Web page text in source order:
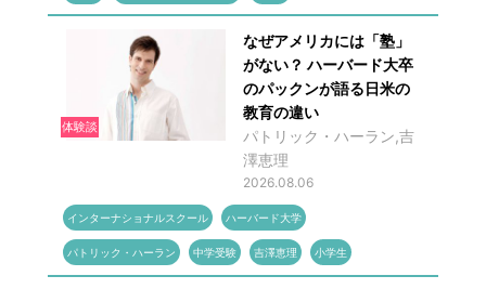
体験談
なぜアメリカには「塾」
がない？ ハーバード大卒
のパックンが語る日米の
教育の違い
パトリック・ハーラン,吉
澤恵理
2026.08.06
インターナショナルスクール ハーバード大学
パトリック・ハーラン 中学受験 吉澤恵理 小学生